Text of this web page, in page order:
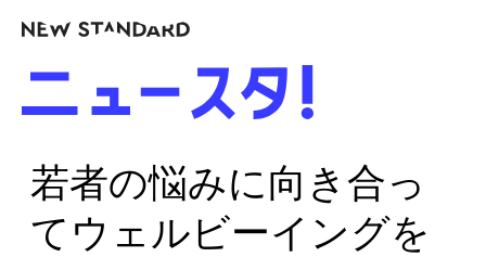
若者の悩みに向き合っ
てウェルビーイングを